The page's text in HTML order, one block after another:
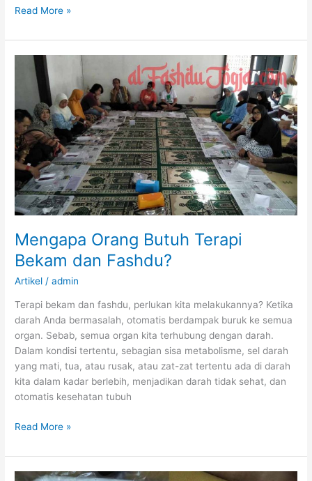
Perbedaan
Bekam
dan
Fashdu
Read More »
Mengapa Orang Butuh Terapi
Bekam dan Fashdu?
Artikel /admin
Terapi bekam dan fashdu, perlukan kita melakukannya? Ketika
darah Anda bermasalah, otomatis berdampak buruk ke semua
organ. Sebab, semua organ kita terhubung dengan darah.
Dalam kondisi tertentu, sebagian sisa metabolisme, sel darah
yang mati, tua, atau rusak, atau zat-zat tertentu ada di darah
kita dalam kadar berlebih, menjadikan darah tidak sehat, dan
otomatis kesehatan tubuh
Mengapa
Butuh
Terapi
Read More »